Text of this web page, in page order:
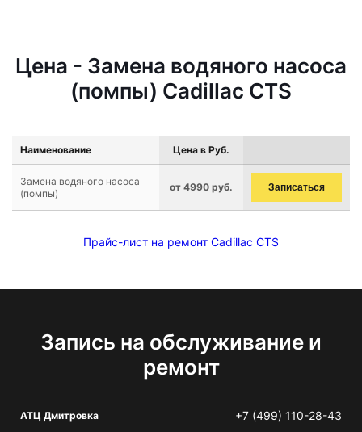
Цена - Замена водяного насоса
(помпы) Cadillac CTS
Наименование Цена в Руб.
Замена водяного насоса
(помпы)
от 4990 руб. Записаться
Прайс-лист на ремонт Cadillac CTS
Запись на обслуживание и
ремонт
АТЦ Дмитровка +7 (499) 110-28-43